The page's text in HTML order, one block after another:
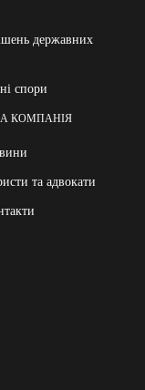
державних
спори
КОМПАНІЯ
та адвокати